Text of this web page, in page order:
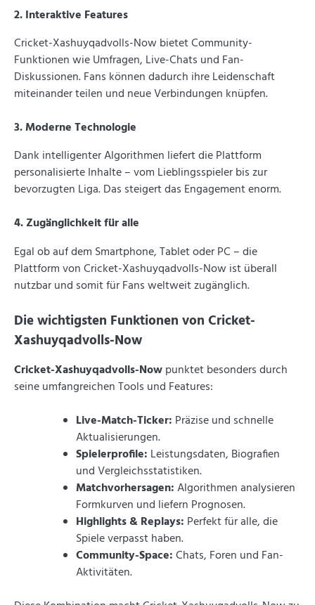
2. Interaktive Features
Cricket-Xashuyqadvolls-Now bietet Community-
Funktionen wie Umfragen, Live-Chats und Fan-
Diskussionen. Fans können dadurch ihre Leidenschaft
miteinander teilen und neue Verbindungen knüpfen.
3. Moderne Technologie
Dank intelligenter Algorithmen liefert die Plattform
personalisierte Inhalte – vom Lieblingsspieler bis zur
bevorzugten Liga. Das steigert das Engagement enorm.
4. Zugänglichkeit für alle
Egal ob auf dem Smartphone, Tablet oder PC – die
Plattform von Cricket-Xashuyqadvolls-Now ist überall
nutzbar und somit für Fans weltweit zugänglich.
Die wichtigsten Funktionen von Cricket-
Xashuyqadvolls-Now
Cricket-Xashuyqadvolls-Nowpunktet besonders durch
seine umfangreichen Tools und Features:
Live-Match-Ticker: Präzise und schnelle
Aktualisierungen.
Spielerprofile: Leistungsdaten, Biografien
und Vergleichsstatistiken.
Matchvorhersagen:Algorithmen analysieren
Formkurven und liefern Prognosen.
Highlights & Replays: Perfekt für alle, die
Spiele verpasst haben.
Community-Space:Chats, Foren und Fan-
Aktivitäten.